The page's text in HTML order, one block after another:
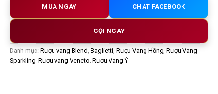
MUA NGAY CHAT FACEBOOK
GỌI NGAY
Danh mục: Rượu vang Blend , Baglietti, Rượu Vang Hồng, Rượu Vang
Sparkling, Rượu vang Veneto, Rượu Vang Ý